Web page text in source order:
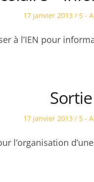
Posted
17 janvier 2013 5 -
à l’IEN pour
Posted
17 janvier 2013 5 -
l’organisation